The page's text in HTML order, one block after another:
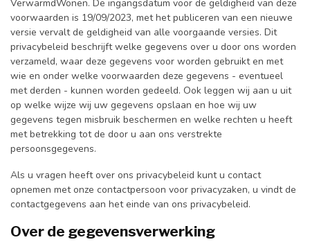
VerwarmdWonen. De ingangsdatum voor de geldigheid van deze
voorwaarden is 19/09/2023, met het publiceren van een nieuwe
versie vervalt de geldigheid van alle voorgaande versies. Dit
privacybeleid beschrijft welke gegevens over u door ons worden
verzameld, waar deze gegevens voor worden gebruikt en met
wie en onder welke voorwaarden deze gegevens - eventueel
met derden - kunnen worden gedeeld. Ook leggen wij aan u uit
op welke wijze wij uw gegevens opslaan en hoe wij uw
gegevens tegen misbruik beschermen en welke rechten u heeft
met betrekking tot de door u aan ons verstrekte
persoonsgegevens.
Als u vragen heeft over ons privacybeleid kunt u contact
opnemen met onze contactpersoon voor privacyzaken, u vindt de
contactgegevens aan het einde van ons privacybeleid.
Over de gegevensverwerking